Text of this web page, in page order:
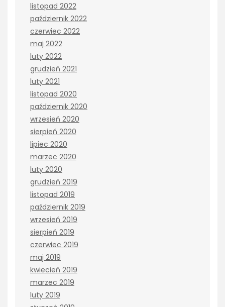
listopad 2022
październik 2022
czerwiec 2022
maj 2022
luty 2022
grudzień 2021
luty 2021
listopad 2020
październik 2020
wrzesień 2020
sierpień 2020
lipiec 2020
marzec 2020
luty 2020
grudzień 2019
listopad 2019
październik 2019
wrzesień 2019
sierpień 2019
czerwiec 2019
maj 2019
kwiecień 2019
marzec 2019
luty 2019